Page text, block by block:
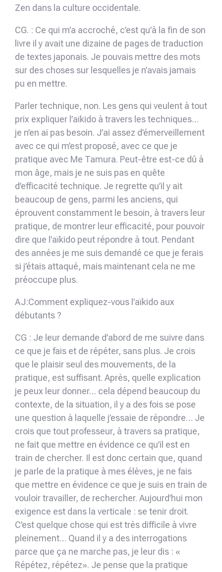
Zen dans la culture occidentale.
CG. : Ce qui m’a accroché, c’est qu’à la fin de son
livre il y avait une dizaine de pages de traduction
de textes japonais. Je pouvais mettre des mots
sur des choses sur lesquelles je n’avais jamais
pu en mettre.
Parler technique, non. Les gens qui veulent à tout
prix expliquer l’aïkido à travers les techniques…
je n’en ai pas besoin. J’ai assez d’émerveillement
avec ce qui m’est proposé, avec ce que je
pratique avec Me Tamura. Peut-être est-ce dû à
mon âge, mais je ne suis pas en quête
d’efficacité technique. Je regrette qu’il y ait
beaucoup de gens, parmi les anciens, qui
éprouvent constamment le besoin, à travers leur
pratique, de montrer leur efficacité, pour pouvoir
dire que l’aïkido peut répondre à tout. Pendant
des années je me suis demandé ce que je ferais
si j’étais attaqué, mais maintenant cela ne me
préoccupe plus.
AJ:Comment expliquez-vous l’aïkido aux
débutants ?
CG : Je leur demande d’abord de me suivre dans
ce que je fais et de répéter, sans plus. Je crois
que le plaisir seul des mouvements, de la
pratique, est suffisant. Après, quelle explication
je peux leur donner… cela dépend beaucoup du
contexte, de la situation, il y a des fois se pose
une question à laquelle j’essaie de répondre… Je
crois que tout professeur, à travers sa pratique,
ne fait que mettre en évidence ce qu’il est en
train de chercher. Il est donc certain que, quand
je parle de la pratique à mes élèves, je ne fais
que mettre en évidence ce que je suis en train de
vouloir travailler, de rechercher. Aujourd’hui mon
exigence est dans la verticale : se tenir droit.
C’est quelque chose qui est très difficile à vivre
pleinement… Quand il y a des interrogations
parce que ça ne marche pas, je leur dis : «
Répétez, répétez». Je pense que la pratique